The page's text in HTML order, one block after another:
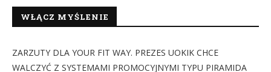
WŁĄCZ MYŚLENIE
ZARZUTY DLA YOUR FIT WAY. PREZES UOKIK CHCE
WALCZYĆ Z SYSTEMAMI PROMOCYJNYMI TYPU PIRAMIDA